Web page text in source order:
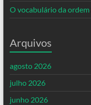
O vocabulário da ordem
Arquivos
agosto 2026
julho 2026
junho 2026